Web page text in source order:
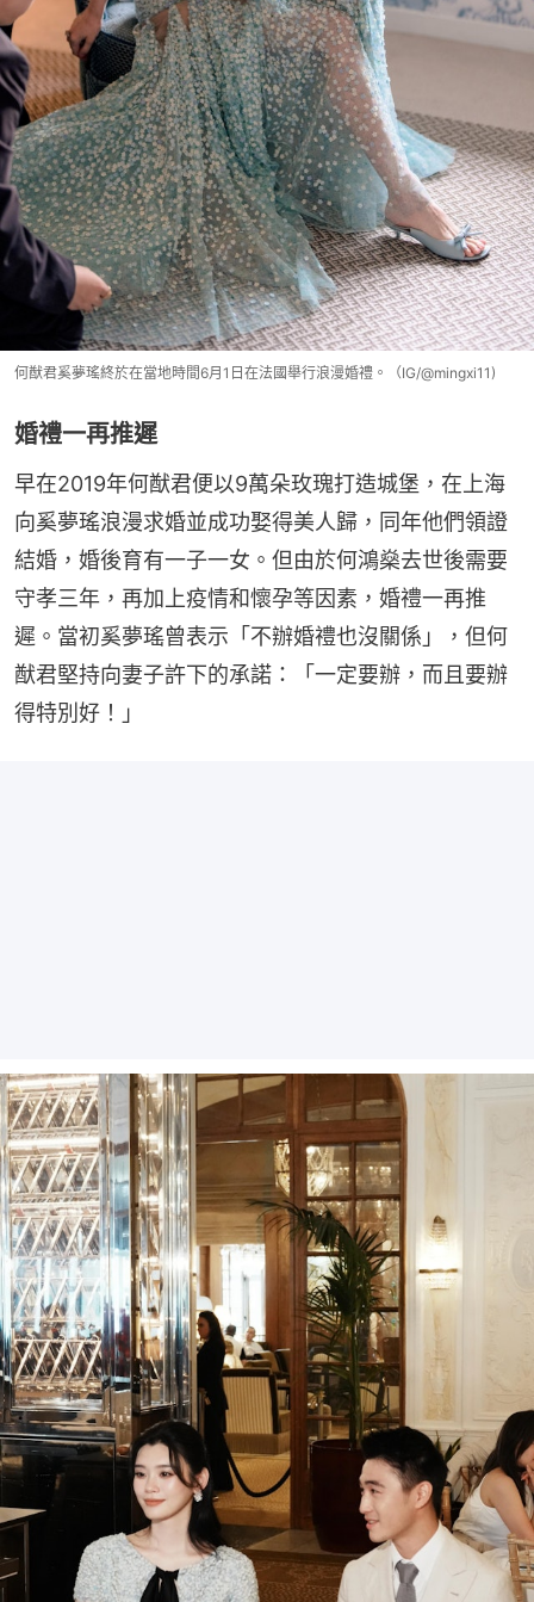
何猷君奚夢瑤終於在當地時間6月1日在法國舉行浪漫婚禮。（IG/@mingxi11)
婚禮一再推遲
早在2019年何猷君便以9萬朵玫瑰打造城堡，在上海
向奚夢瑤浪漫求婚並成功娶得美人歸，同年他們領證
結婚，婚後育有一子一女。但由於何鴻燊去世後需要
守孝三年，再加上疫情和懷孕等因素，婚禮一再推
遲。當初奚夢瑤曾表示「不辦婚禮也沒關係」，但何
猷君堅持向妻子許下的承諾：「一定要辦，而且要辦
得特別好！」